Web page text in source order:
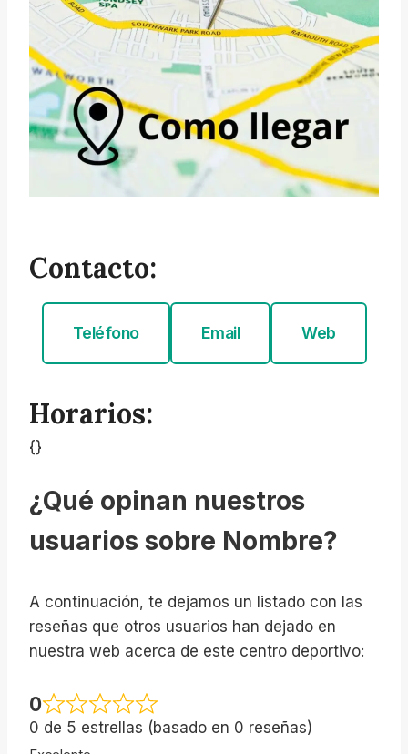
Contacto:
Teléfono Email Web
Horarios:
{}
¿Qué opinan nuestros
usuarios sobre Nombre?
A continuación, te dejamos un listado con las
reseñas que otros usuarios han dejado en
nuestra web acerca de este centro deportivo:
0
0 de 5 estrellas (basado en 0 reseñas)